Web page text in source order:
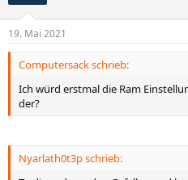
19. Mai 2021
Computersack schrieb:
Ich würd erstmal die Ram
der?
Nyarlath0t3p schrieb: